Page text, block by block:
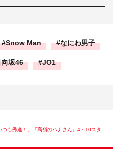
Snow Man なにわ男子
向坂46 JO1
も秀逸！」『高嶺のハナさん』4・10スタ